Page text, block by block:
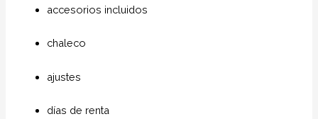
accesorios incluidos
chaleco
ajustes
días de renta